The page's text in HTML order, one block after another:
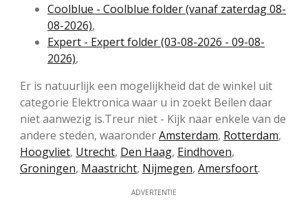
Coolblue - Coolblue folder (vanaf zaterdag 08-
08-2026),
Expert - Expert folder (03-08-2026 - 09-08-
2026),
Er is natuurlijk een mogelijkheid dat de winkel uit
categorie Elektronica waar u in zoekt Beilen daar
niet aanwezig is.Treur niet - Kijk naar enkele van de
andere steden, waaronderAmsterdam, Rotterdam,
Hoogvliet, Utrecht, Den Haag, Eindhoven,
Groningen, Maastricht, Nijmegen, Amersfoort.
ADVERTENTIE